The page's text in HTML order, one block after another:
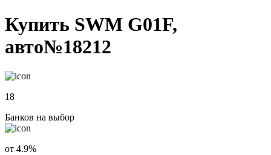
Купить SWM G01F,
авто№18212
18
Банков на выбор
от 4.9%